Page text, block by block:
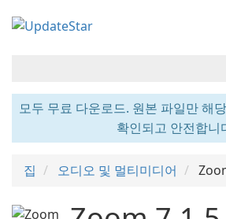
모두 무료 다운로드. 원본 파일만 해
확인되고 안전합니
집 오디오 및 멀티미디어